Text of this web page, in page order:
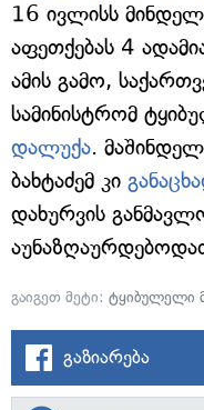
16 ივლისს
აფეთქებას 4
ამის გამო,
სამინისტრომ
დალუქა.
ბახტაძემ კი
დახურვის
გაიგეთ მეტი: ტყიბულელი
გაზიარება